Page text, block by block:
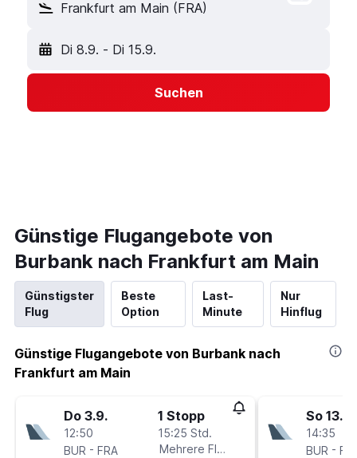
Frankfurt am Main (FRA)
Di 8.9. - Di 15.9.
Suchen
Günstige Flugangebote von
Burbank nach Frankfurt am Main
Günstigster
Flug
Beste
Option
Last-
Minute
Nur
Hinflug
Günstige Flugangebote von Burbank nach
Frankfurt am Main
Do 3.9.
12:50
BUR - FRA
1 Stopp
15:25 Std.
Mehrere Fluglinien
So 13.9.
14:35
BUR -